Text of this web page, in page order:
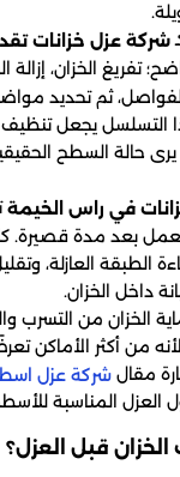
شركة عزل خزانات
تفريغ الخزان، إزالة
الفواصل، ثم تحديد
التسلسل يجعل تنظيف
يرى حالة السطح
في راس الخيمة
بعد مدة قصيرة.
الطبقة العازلة،
داخل الخزان.
الخزان من التسرب
من أكثر الأماكن
مقال شركة عزل
المناسبة
قبل العزل؟